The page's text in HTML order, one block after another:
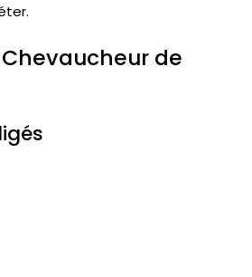
Chevaucheur de